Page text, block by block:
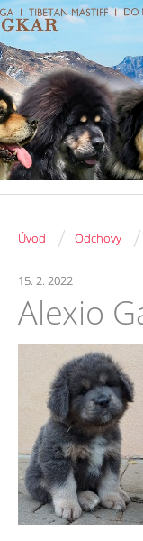
Úvod / Odchovy /
15. 2. 2022
Alexio